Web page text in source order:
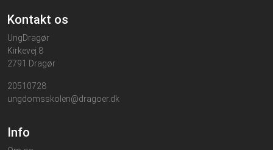
Kontakt os
UngDragør
Kirkevej 8
2791 Dragør
20510728
ungdomsskolen@dragoer.dk
Info